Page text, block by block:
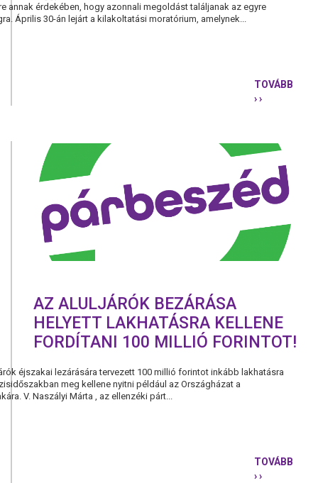
annak érdekében, hogy azonnali megoldást találjanak az egyre
Április 30-án lejárt a kilakoltatási moratórium, amelynek...
TOVÁBB
› ›
ÜLÉST
A
VÁLSÁG
AZ ALULJÁRÓK BEZÁRÁSA
HELYETT LAKHATÁSRA KELLENE
FORDÍTANI 100 MILLIÓ FORINTOT!
éjszakai lezárására tervezett 100 millió forintot inkább lakhatásra
meg kellene nyitni például az Országházat a
V. Naszályi Márta , az ellenzéki párt...
TOVÁBB
› ›